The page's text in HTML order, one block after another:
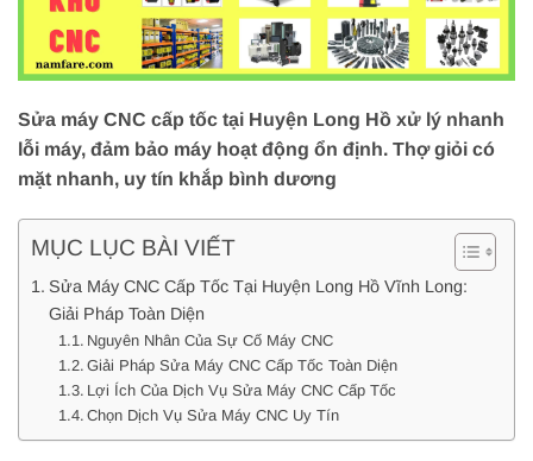
Sửa máy CNC cấp tốc tại Huyện Long Hồ xử lý nhanh
lỗi máy, đảm bảo máy hoạt động ổn định. Thợ giỏi có
mặt nhanh, uy tín khắp bình dương
MỤC LỤC BÀI VIẾT
Sửa Máy CNC Cấp Tốc Tại Huyện Long Hồ Vĩnh Long:
Giải Pháp Toàn Diện
Nguyên Nhân Của Sự Cố Máy CNC
Giải Pháp Sửa Máy CNC Cấp Tốc Toàn Diện
Lợi Ích Của Dịch Vụ Sửa Máy CNC Cấp Tốc
Chọn Dịch Vụ Sửa Máy CNC Uy Tín